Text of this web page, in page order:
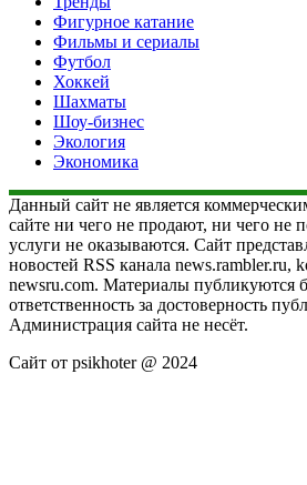
Фигурное катание
Фильмы и сериалы
Футбол
Хоккей
Шахматы
Шоу-бизнес
Экология
Экономика
Данный сайт не является
сайте ни чего не продают, ни чего не
услуги не оказываются. Сайт
новостей RSS канала news.rambler.ru,
newsru.com. Материалы публикуются
ответственность за достоверность
Администрация сайта не несёт.
Сайт от psikhoter @ 2024